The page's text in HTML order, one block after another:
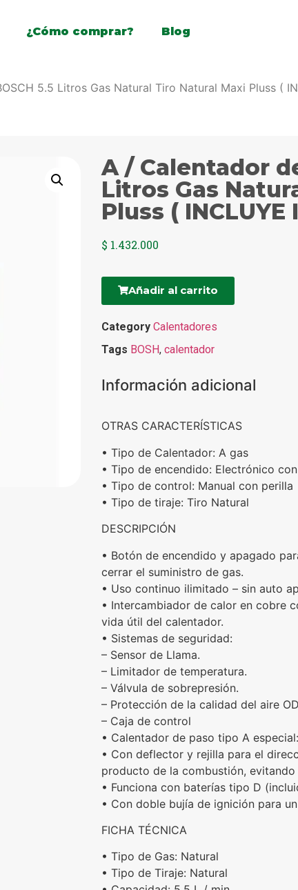
¿Cómo comprar? Blog
5.5 Litros Gas Natural Tiro Natural Maxi Pluss (
A / Calentador
Litros Gas
Pluss ( INCLUYE
$ 1.432.000
Añadir al carrito
Category Calentadores
Tags BOSH, calentador
Información adicional
OTRAS CARACTERÍSTICAS
• Tipo de Calentador: A gas
• Tipo de encendido: Electrónico
• Tipo de control: Manual con perilla
• Tipo de tiraje: Tiro Natural
DESCRIPCIÓN
• Botón de encendido y apagado
cerrar el suministro de gas.
• Uso continuo ilimitado – sin auto
• Intercambiador de calor en cobre
vida útil del calentador.
• Sistemas de seguridad:
– Sensor de Llama.
– Limitador de temperatura.
– Válvula de sobrepresión.
– Protección de la calidad del aire
– Caja de control
• Calentador de paso tipo A
• Con deflector y rejilla para el
producto de la combustión,
• Funciona con baterías tipo D
• Con doble bujía de ignición para
FICHA TÉCNICA
• Tipo de Gas: Natural
• Tipo de Tiraje: Natural